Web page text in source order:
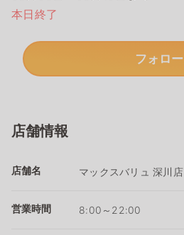
本日終了
フォロー
店舗情報
店舗名 マックスバリュ 深川店
営業時間 8:00～22:00